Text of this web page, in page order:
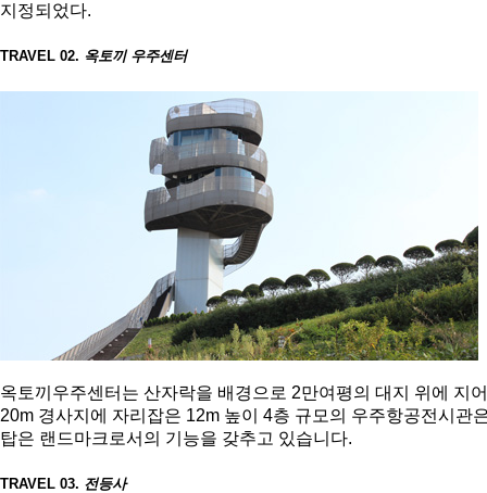
지정되었다.
TRAVEL 02. 옥토끼 우주센터
옥토끼우주센터는 산자락을 배경으로 2만여평의 대지 위에 지
20m 경사지에 자리잡은 12m 높이 4층 규모의 우주항공전시
탑은 랜드마크로서의 기능을 갖추고 있습니다.
TRAVEL 03. 전등사